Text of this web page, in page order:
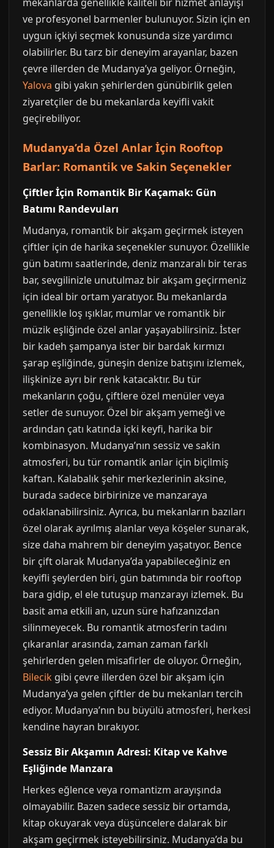
ve profesyonel barmenler bulunuyor. Sizin için en
uygun içkiyi seçmek konusunda size yardımcı
olabilirler. Bu tarz bir deneyim arayanlar, bazen
çevre illerden de Mudanya’ya geliyor. Örneğin,
Yalova gibi yakın şehirlerden günübirlik gelen
ziyaretçiler de bu mekanlarda keyifli vakit
geçirebiliyor.
Mudanya’da Özel Anlar İçin Rooftop
Barlar: Romantik ve Sakin Seçenekler
Çiftler İçin Romantik Bir Kaçamak: Gün
Batımı Randevuları
Mudanya, romantik bir akşam geçirmek isteyen
çiftler için de harika seçenekler sunuyor. Özellikle
gün batımı saatlerinde, deniz manzaralı bir teras
bar, sevgilinizle unutulmaz bir akşam geçirmeniz
için ideal bir ortam yaratıyor. Bu mekanlarda
genellikle loş ışıklar, mumlar ve romantik bir
müzik eşliğinde özel anlar yaşayabilirsiniz. İster
bir kadeh şampanya ister bir bardak kırmızı
şarap eşliğinde, güneşin denize batışını izlemek,
ilişkinize ayrı bir renk katacaktır. Bu tür
mekanların çoğu, çiftlere özel menüler veya
setler de sunuyor. Özel bir akşam yemeği ve
ardından çatı katında içki keyfi, harika bir
kombinasyon. Mudanya’nın sessiz ve sakin
atmosferi, bu tür romantik anlar için biçilmiş
kaftan. Kalabalık şehir merkezlerinin aksine,
burada sadece birbirinize ve manzaraya
odaklanabilirsiniz. Ayrıca, bu mekanların bazıları
özel olarak ayrılmış alanlar veya köşeler sunarak,
size daha mahrem bir deneyim yaşatıyor. Bence
bir çift olarak Mudanya’da yapabileceğiniz en
keyifli şeylerden biri, gün batımında bir rooftop
bara gidip, el ele tutuşup manzarayı izlemek. Bu
basit ama etkili an, uzun süre hafızanızdan
silinmeyecek. Bu romantik atmosferin tadını
çıkaranlar arasında, zaman zaman farklı
şehirlerden gelen misafirler de oluyor. Örneğin,
Bilecik gibi çevre illerden özel bir akşam için
Mudanya’ya gelen çiftler de bu mekanları tercih
ediyor. Mudanya’nın bu büyülü atmosferi, herkesi
kendine hayran bırakıyor.
Sessiz Bir Akşamın Adresi: Kitap ve Kahve
Eşliğinde Manzara
Herkes eğlence veya romantizm arayışında
olmayabilir. Bazen sadece sessiz bir ortamda,
kitap okuyarak veya düşüncelere dalarak bir
akşam geçirmek isteyebilirsiniz. Mudanya’da bu